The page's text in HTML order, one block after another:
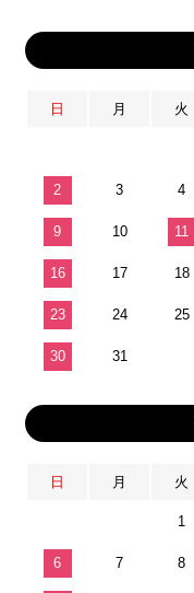
日 月 火
2 3 4
9 10 11
16 17 18
23 24 25
30 31
日 月 火
1
6 7 8